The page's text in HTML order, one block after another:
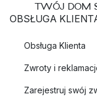
TWÓJ DOM
OBSŁUGA
Obsługa Klienta
Zwroty i
Zarejestruj swój